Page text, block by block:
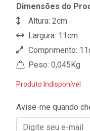
Dimensões do
Altura: 2cm
Largura: 11cm
Comprimento:
Peso: 0,045Kg
Produto Indisponível
Avise-me quando